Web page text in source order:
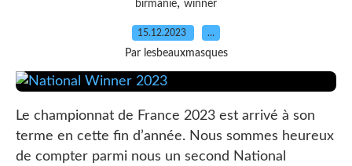
birmanie, winner
15.12.2023 …
Par lesbeauxmasques
Le championnat de France 2023 est arrivé à son
terme en cette fin d’année. Nous sommes heureux
de compter parmi nous un second National